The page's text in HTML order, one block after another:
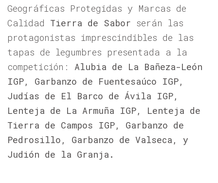
Geográficas Protegidas y Marcas de
Calidad Tierra de Sabor serán las
protagonistas imprescindibles de las
tapas de legumbres presentada a la
competición: Alubia de La Bañeza-León
IGP, Garbanzo de Fuentesaúco IGP,
Judías de El Barco de Ávila IGP,
Lenteja de La Armuña IGP, Lenteja de
Tierra de Campos IGP, Garbanzo de
Pedrosillo, Garbanzo de Valseca, y
Judión de la Granja.